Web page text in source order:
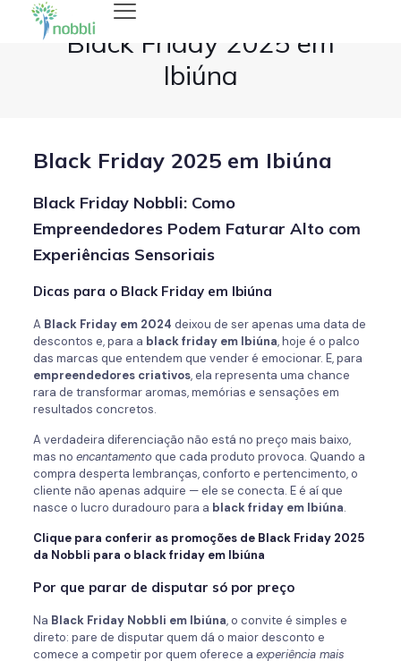
Black Friday 2025 em
Ibiúna
Black Friday 2025 em Ibiúna
Black Friday Nobbli: Como
Empreendedores Podem Faturar Alto com
Experiências Sensoriais
Dicas para o Black Friday em Ibiúna
A Black Friday em 2024 deixou de ser apenas uma data de
descontos e, para a black friday em Ibiúna, hoje é o palco
das marcas que entendem que vender é emocionar. E, para
empreendedores criativos, ela representa uma chance
rara de transformar aromas, memórias e sensações em
resultados concretos.
A verdadeira diferenciação não está no preço mais baixo,
mas no encantamento que cada produto provoca. Quando a
compra desperta lembranças, conforto e pertencimento, o
cliente não apenas adquire — ele se conecta. E é aí que
nasce o lucro duradouro para a black friday em Ibiúna.
Clique para conferir as promoções de Black Friday 2025
da Nobbli para o black friday em Ibiúna
Por que parar de disputar só por preço
Na Black Friday Nobbli em Ibiúna, o convite é simples e
direto: pare de disputar quem dá o maior desconto e
comece a competir por quem oferece a experiência mais